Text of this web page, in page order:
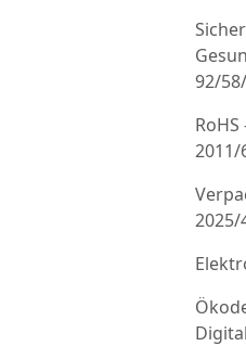
92/
2011/
2025/